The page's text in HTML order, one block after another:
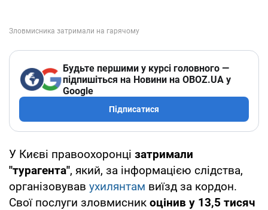
Будьте першими у курсі головного —
підпишіться на Новини на OBOZ.UA у
Google
Підписатися
У Києві правоохоронці затримали
"турагента", який, за інформацією слідства,
організовував ухилянтам виїзд за кордон.
Свої послуги зловмисник оцінив у 13,5 тисяч